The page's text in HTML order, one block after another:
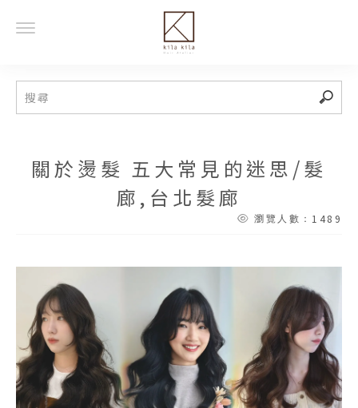
關於燙髮 五大常見的迷思/髮
廊,台北髮廊
瀏覽人數： 1489